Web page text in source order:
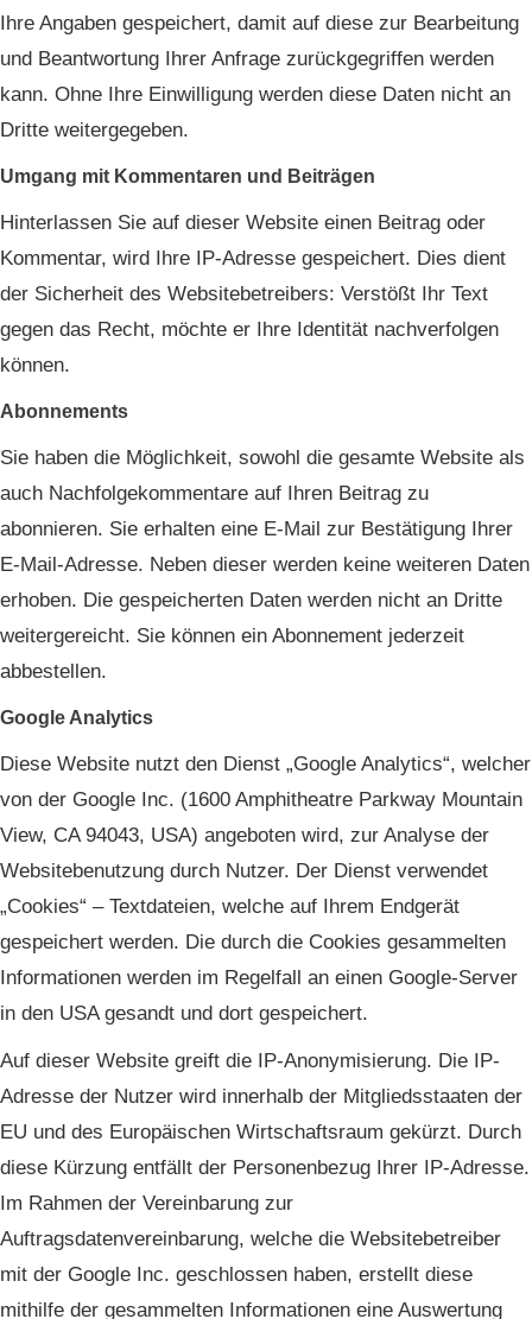
Ihre Angaben gespeichert, damit auf diese zur Bearbeitung
und Beantwortung Ihrer Anfrage zurückgegriffen werden
kann. Ohne Ihre Einwilligung werden diese Daten nicht an
Dritte weitergegeben.
Umgang mit Kommentaren und Beiträgen
Hinterlassen Sie auf dieser Website einen Beitrag oder
Kommentar, wird Ihre IP-Adresse gespeichert. Dies dient
der Sicherheit des Websitebetreibers: Verstößt Ihr Text
gegen das Recht, möchte er Ihre Identität nachverfolgen
können.
Abonnements
Sie haben die Möglichkeit, sowohl die gesamte Website als
auch Nachfolgekommentare auf Ihren Beitrag zu
abonnieren. Sie erhalten eine E-Mail zur Bestätigung Ihrer
E-Mail-Adresse. Neben dieser werden keine weiteren Daten
erhoben. Die gespeicherten Daten werden nicht an Dritte
weitergereicht. Sie können ein Abonnement jederzeit
abbestellen.
Google Analytics
Diese Website nutzt den Dienst „Google Analytics“, welcher
von der Google Inc. (1600 Amphitheatre Parkway Mountain
View, CA 94043, USA) angeboten wird, zur Analyse der
Websitebenutzung durch Nutzer. Der Dienst verwendet
„Cookies“ – Textdateien, welche auf Ihrem Endgerät
gespeichert werden. Die durch die Cookies gesammelten
Informationen werden im Regelfall an einen Google-Server
in den USA gesandt und dort gespeichert.
Auf dieser Website greift die IP-Anonymisierung. Die IP-
Adresse der Nutzer wird innerhalb der Mitgliedsstaaten der
EU und des Europäischen Wirtschaftsraum gekürzt. Durch
diese Kürzung entfällt der Personenbezug Ihrer IP-Adresse.
Im Rahmen der Vereinbarung zur
Auftragsdatenvereinbarung, welche die Websitebetreiber
mit der Google Inc. geschlossen haben, erstellt diese
mithilfe der gesammelten Informationen eine Auswertung